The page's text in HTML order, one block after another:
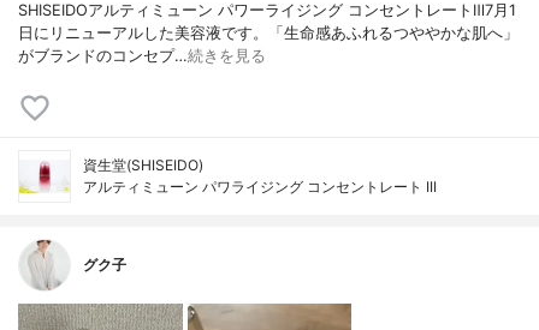
SHISEIDOアルティミューン パワーライジング コンセントレートⅢ7月1
日にリニューアルした美容液です。「生命感あふれるつややかな肌へ」
がブランドのコンセプ…続きを見る
資生堂(SHISEIDO)
アルティミューン パワライジング コンセントレート III
グク子